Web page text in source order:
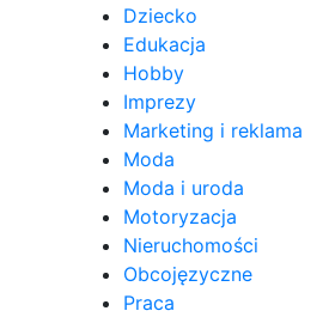
Dziecko
Edukacja
Hobby
Imprezy
Marketing i reklama
Moda
Moda i uroda
Motoryzacja
Nieruchomości
Obcojęzyczne
Praca